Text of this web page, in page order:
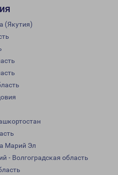
(Якутия)
Марий Эл
- Волгоградская область